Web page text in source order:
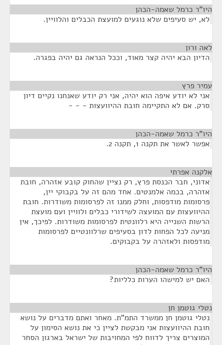
היו"ר כרמל שאמה-הכהן
לא, יש סעיפים שלא נוגעים למועצת הכבלים והלוויין.
לאה ורון
הדיון הבא יהיה קצר מאוד, וככל הנראה גם יהיה בפגרה.
עמיר פרץ
אני לא יודע איפה הוא יהיה, אני רק יודע שאנחנו נקיים דיון
סרק. אם לא התקיימה חובת ההיוועצות - - -
היו"ר כרמל שאמה-הכהן
אפשר לאשר את תקנה 1, תקנה 2.
אלקנה אפרתי
אדוני, חבר הכנסת פרץ, רק נציין שהחוק קובע אזהרה, חובת
אזהרה, בכמה אלמנטים. אחד מהם זה על בקבוקי יין,
פרסומות מודפסות, וחלק ממנו זה לפרסומות משודרות. חובת
ההיוועצות עם המועצה לשידורי כבלים ולוויין ועם מועצת
הרשות השנייה היא רלוונטית לפרסומות משודרות. לפיכך, אין
מניעה לכל הפחות לדון בסעיפים שרלוונטיים לפרסומות
מודפסות ולאזהרה על בקבוקים.
היו"ר כרמל שאמה-הכהן
האם יש למישהו הערות כלליות?
נטלי גוטמן חן
נטלי גוטמן חן ממשרד התמ"ת. מאחר ואתם מדברים על נושא
חובת ההיוועצות אני מבקשת לציין כי את נושא הסימון על
המוצרים צריך לדווח לפי המחויבות של ישראל בארגון הסחר